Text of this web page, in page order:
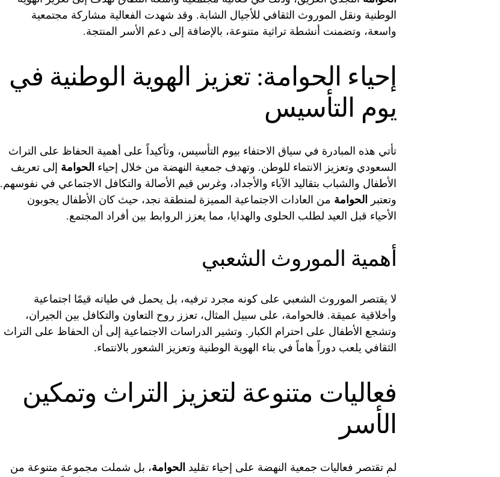
الوطنية ونقل الموروث الثقافي للأجيال الشابة. وقد شهدت الفعالية مشاركة مجتمعية
واسعة، وتضمنت أنشطة تراثية متنوعة، بالإضافة إلى دعم الأسر المنتجة.
إحياء الحوامة: تعزيز الهوية الوطنية في
يوم التأسيس
تأتي هذه المبادرة في سياق الاحتفاء بيوم التأسيس، وتأكيداً على أهمية الحفاظ على التراث
السعودي وتعزيز الانتماء للوطن. وتهدف جمعية النهضة من خلال إحياء الحوامة إلى تعريف
الأطفال والشباب بتقاليد الآباء والأجداد، وغرس قيم الأصالة والتكافل الاجتماعي في نفوسهم.
وتعتبر
الحوامة من العادات الاجتماعية المميزة لمنطقة نجد، حيث كان الأطفال يجوبون
الأحياء قبل العيد لطلب الحلوى والهدايا، مما يعزز الروابط بين أفراد المجتمع.
أهمية الموروث الشعبي
لا يقتصر الموروث الشعبي على كونه مجرد ترفيه، بل يحمل في طياته قيمًا اجتماعية
وأخلاقية عميقة. فالحوامة، على سبيل المثال، تعزز روح التعاون والتكافل بين الجيران،
وتشجع الأطفال على احترام الكبار. وتشير الدراسات الاجتماعية إلى أن الحفاظ على التراث
الثقافي يلعب دوراً هاماً في بناء الهوية الوطنية وتعزيز الشعور بالانتماء.
فعاليات متنوعة لتعزيز التراث وتمكين
الأسر
لم تقتصر فعاليات جمعية النهضة على إحياء تقليد الحوامة، بل شملت مجموعة متنوعة من